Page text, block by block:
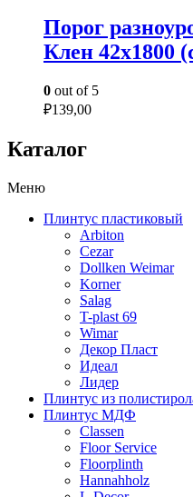
Порог
Клен 42х1800
0 out of 5
₽139,00
Каталог
Меню
Плинтус пластиковый
Arbiton
Cezar
Dollken Weimar
Korner
Salag
T-plast 69
Wimar
Декор Пласт
Идеал
Лидер
Плинтус из
Плинтус МДФ
Classen
Floor Service
Floorplinth
Hannahholz